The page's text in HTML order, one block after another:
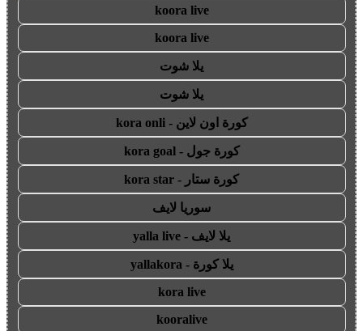
koora live
koora live
يلا شوت
يلا شوت
كورة اون لاين - kora onli
كورة جول - kora goal
كورة ستار - kora star
سوريا لايف
يلا لايف - yalla live
يلا كورة - yallakora
kora live
kooralive